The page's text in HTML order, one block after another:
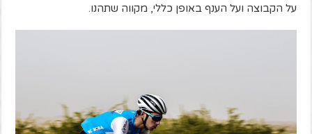
על הקבוצה ועל הענף באופן כללי, מקווה שתהנו.